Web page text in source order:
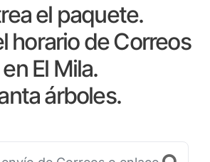
el paquete.
horario de Correos
en El Mila.
árboles.